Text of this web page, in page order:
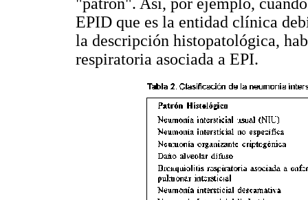
EPID que es la entidad clínica
la descripción histopatológica,
respiratoria asociada a EPI.